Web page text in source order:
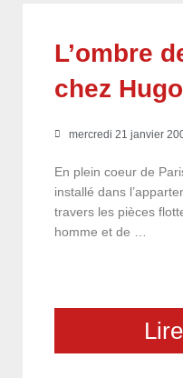
L’ombre
chez Hugo
mercredi 21 janvier
En plein coeur de
installé dans
travers les pièces
homme et de …